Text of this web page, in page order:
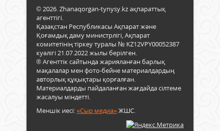
© 2026. Zhanaqorgan-tynysy.kz ақпараттық
агенттігі.
Қазақстан Республикасы Ақпарат және
Қоғамдық даму министрлігі, Ақпарат
комитетінің тіркеу туралы № KZ12VPY00052387
куәлігі 21.07.2022 жылы берілген.
® Агенттік сайтында жарияланған барлық
мақалалар мен фото-бейне материалдардың
авторлық құқықтары қорғалған.
Материалдарды пайдаланған жағдайда сілтеме
жасалуы міндетті.
Меншік иесі:«Сыр медиа»ЖШС.